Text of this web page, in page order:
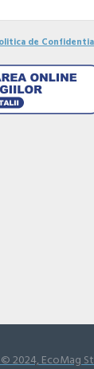
de
2024, EcoMag